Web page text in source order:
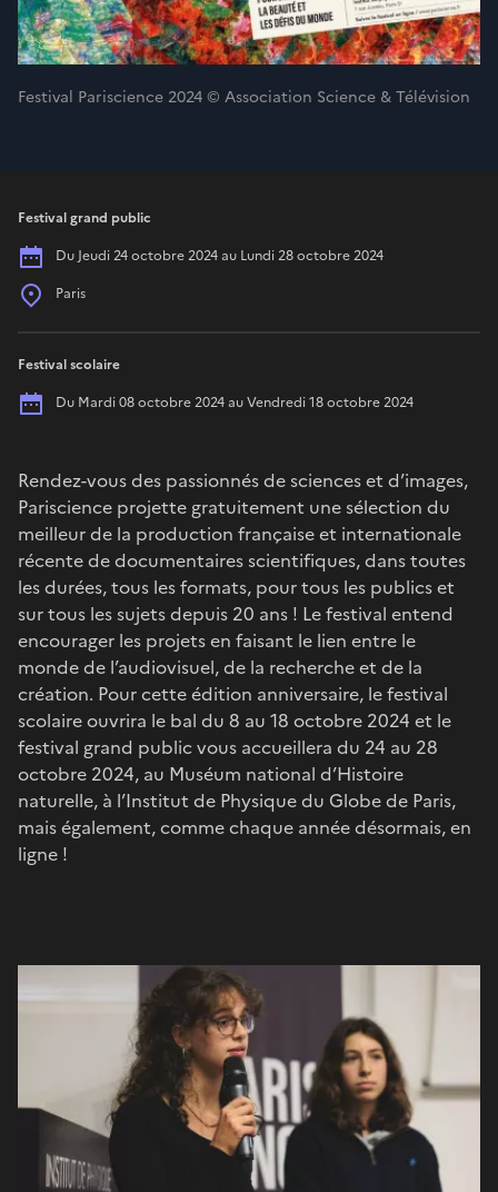
Festival Pariscience 2024 © Association Science & Télévision
Festival grand public
Date
Du Jeudi 24 octobre 2024 au Lundi 28 octobre 2024
Place
Paris
Festival scolaire
Date
Du Mardi 08 octobre 2024 au Vendredi 18 octobre 2024
Rendez-vous des passionnés de sciences et d’images,
Pariscience projette gratuitement une sélection du
meilleur de la production française et internationale
récente de documentaires scientifiques, dans toutes
les durées, tous les formats, pour tous les publics et
sur tous les sujets depuis 20 ans ! Le festival entend
encourager les projets en faisant le lien entre le
monde de l’audiovisuel, de la recherche et de la
création. Pour cette édition anniversaire, le festival
scolaire ouvrira le bal du 8 au 18 octobre 2024 et le
festival grand public vous accueillera du 24 au 28
octobre 2024, au Muséum national d’Histoire
naturelle, à l’Institut de Physique du Globe de Paris,
mais également, comme chaque année désormais, en
ligne !